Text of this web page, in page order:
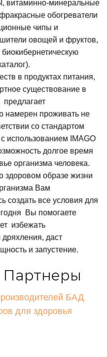
витаминно-минеральные
обогреватели
чипы и
овощей и фруктов,
в продуктах питания,
существование в
предлагает
намерен проживать не
со стандартом
использованием IMAGO
долгое время
организма человека.
образе жизни
Вам
создать все условия для
Вы помогаете
избежать
даст
и запустение.
БАД
для здоровья